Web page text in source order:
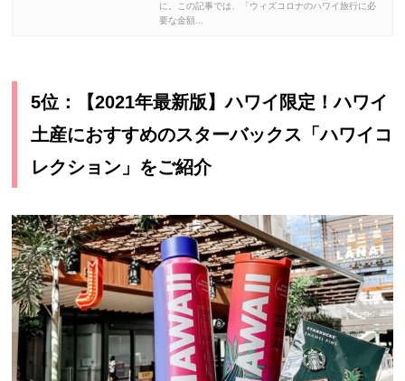
に。この記事では、「ウィズコロナのハワイ旅行に必
要な金額...
5位：【2021年最新版】ハワイ限定！ハワイ
土産におすすめのスターバックス「ハワイコ
レクション」をご紹介